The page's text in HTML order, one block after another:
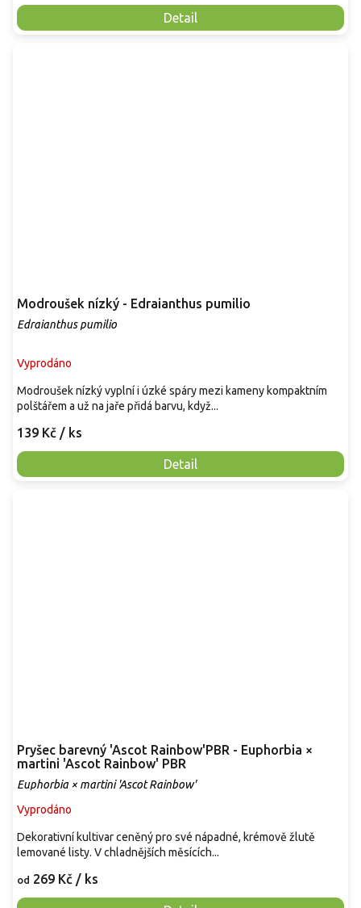
Detail
Modroušek nízký - Edraianthus pumilio
Edraianthus pumilio
Vyprodáno
139 Kč / ks
Detail
Modroušek nízký vyplní i úzké spáry mezi kameny kompaktním
polštářem a už na jaře přidá barvu, když...
Pryšec barevný 'Ascot Rainbow'PBR - Euphorbia ×
martini 'Ascot Rainbow' PBR
Euphorbia × martini 'Ascot Rainbow'
Vyprodáno
od 269 Kč / ks
Dekorativní kultivar ceněný pro své nápadné, krémově žlutě
lemované listy. V chladnějších měsících...